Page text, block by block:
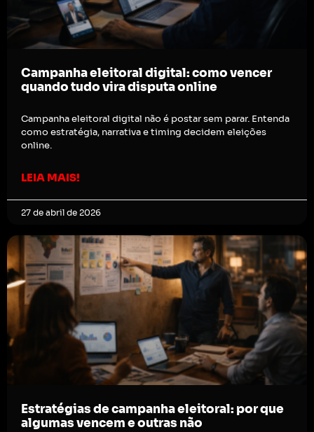
Campanha eleitoral digital: como vencer
quando tudo vira disputa online
Campanha eleitoral digital não é postar sem parar. Entenda
como estratégia, narrativa e timing decidem eleições
online.
LEIA MAIS!
27 de abril de 2026
Estratégias de campanha eleitoral: por que
algumas vencem e outras não